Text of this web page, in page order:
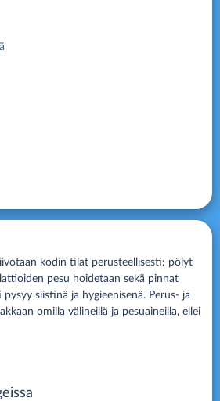
kodin tilat perusteellisesti: pölyt
pesu hoidetaan sekä pinnat
siistinä ja hygieenisenä. Perus- ja
omilla välineillä ja pesuaineilla, ellei